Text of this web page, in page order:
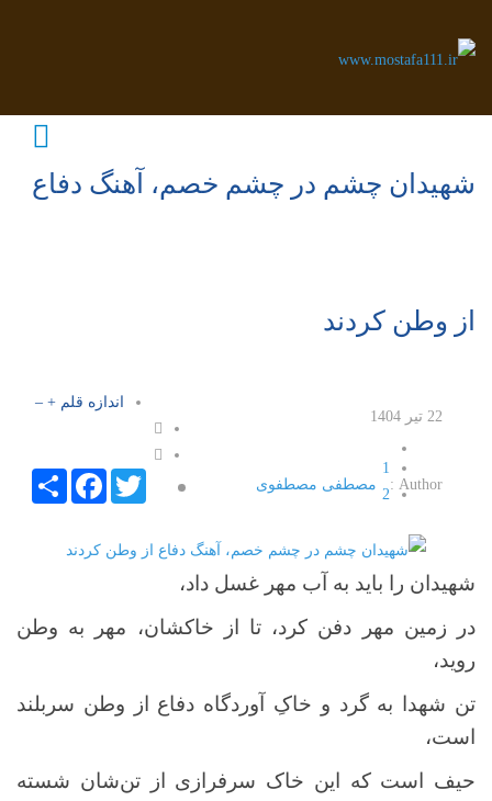
شهیدان چشم در چشم خصم، آهنگ دفاع
از وطن کردند
اندازه قلم +
–
ShareTwitter
22 تیر 1404
1
2
4
Author : مصطفی مصطفوی
شهیدان را باید به آب مهر غسل داد،
در زمین مهر دفن کرد، تا از خاکشان، مهر به وطن
روید،
تن‌ شهدا به گرد و خاکِ آوردگاه دفاع از وطن سربلند
است،
حیف است که این خاک سرفرازی از تن‌شان شسته